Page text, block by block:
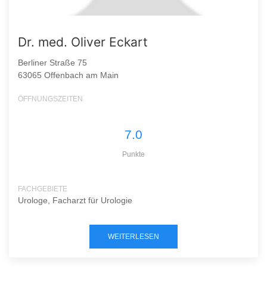
Dr. med. Oliver Eckart
Berliner Straße 75
63065 Offenbach am Main
ÖFFNUNGSZEITEN
7.0
Punkte
FACHGEBIETE
Urologe, Facharzt für Urologie
WEITERLESEN